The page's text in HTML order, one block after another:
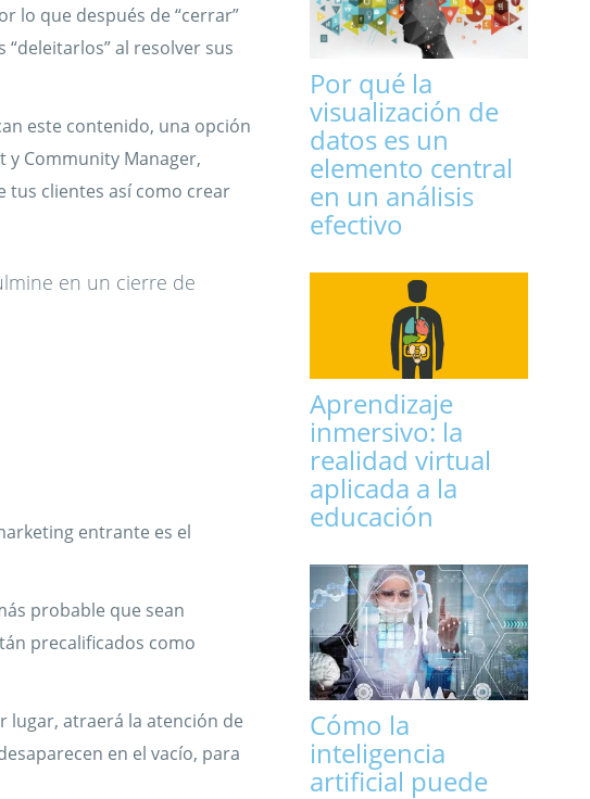
lo que después de “cerrar”
al resolver sus
este contenido, una opción
y Community Manager,
tus clientes así como crear
en un cierre de
entrante es el
probable que sean
precalificados como
lugar, atraerá la atención de
en el vacío, para
Por qué la
visualización de
datos es un
elemento central
en un análisis
efectivo
Aprendizaje
inmersivo: la
realidad virtual
aplicada a la
educación
Cómo la
inteligencia
artificial puede